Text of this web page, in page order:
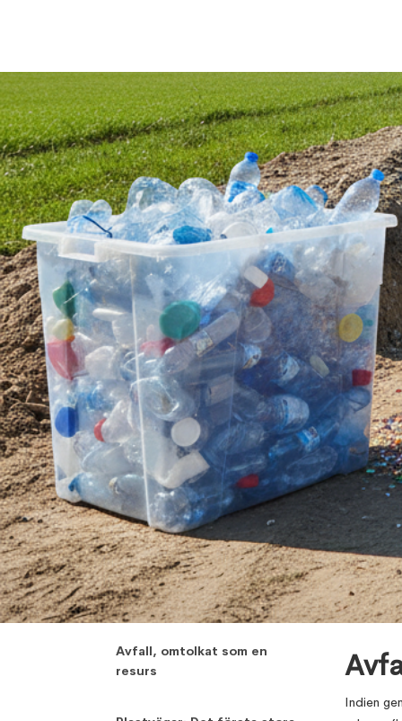
Lakshmi Chandrika, November
Avfall, omtolkat som en
resurs
Indien